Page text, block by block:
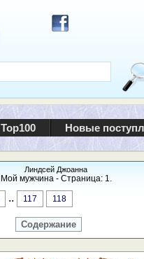
Top100 Новые
Линдсей Джоанна
Мой мужчина - Страница: 1.
.. 117 118
Содержание